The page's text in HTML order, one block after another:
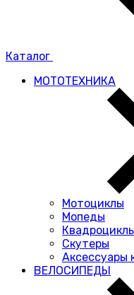
Каталог
МОТОТЕХНИКА
Мотоциклы
Мопеды
Скутеры
Аксессуары
ВЕЛОСИПЕДЫ